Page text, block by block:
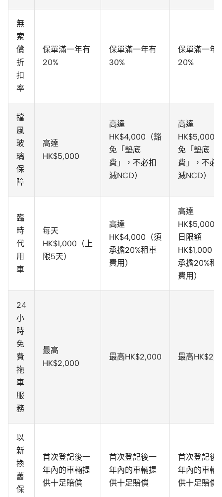
無
索
償
折
扣
率
保單滿一年有
20%
保單滿一年有
30%
保單滿一年
20%
擋
風
玻
璃
保
障
高達
HK$5,000
高達
HK$4,000（豁
免「墊底
費」，不必扣
減NCD）
高達
HK$5,000
免「墊底
費」，不必
減NCD）
臨
時
代
用
車
每天
HK$1,000（上
限5天）
高達
HK$4,000（須
承擔20%租車
費用）
高達
HK$5,000
日限額
HK$1,000，
承擔20%租
費用）
24
小
時
免
費
拖
車
服
務
最高
HK$2,000
最高HK$2,000 最高
以
新
換
舊
保
首次登記後一
年內的車輛提
供十足賠償
首次登記後一
年內的車輛提
供十足賠償
首次登記後
年內的車輛
供十足賠償